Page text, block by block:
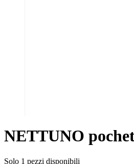
NETTUNO
Solo 1 pezzi disponibili